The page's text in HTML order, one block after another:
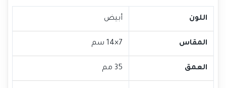
اللون أبيض
المقاس 7×14 سم
العمق 35 مم